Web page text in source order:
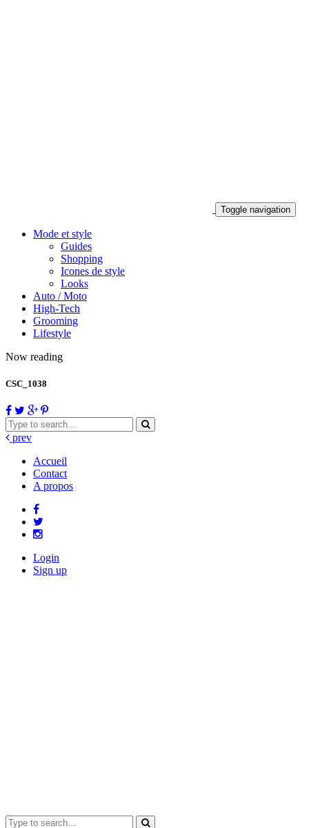
Toggle navigation
Mode et style
Guides
Shopping
Icones de style
Looks
Auto / Moto
High-Tech
Grooming
Lifestyle
Now reading
CSC_1038
prev
Accueil
Contact
A propos
Login
Sign up